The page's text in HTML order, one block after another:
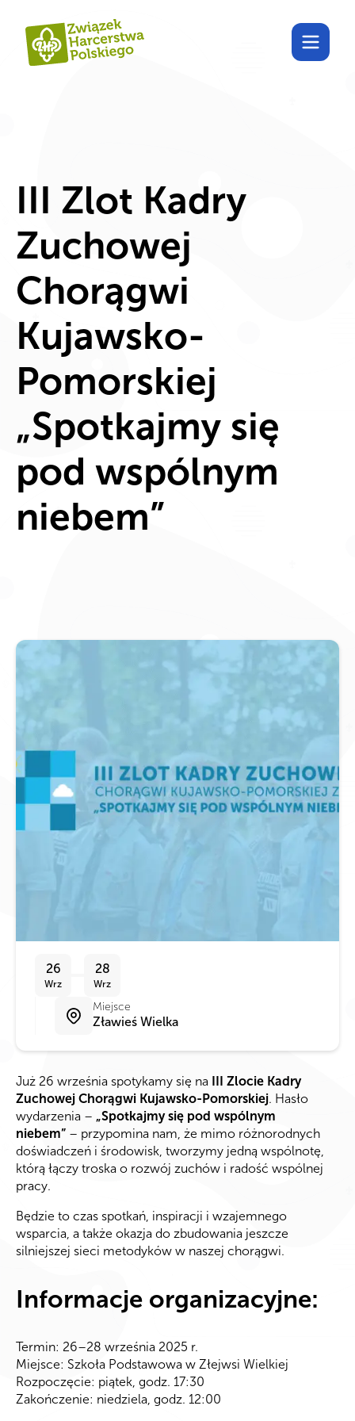
Poznaj Harcdom!
III Zlot Kadry
Zuchowej
Chorągwi
Kujawsko-
Pomorskiej
„Spotkajmy się
pod wspólnym
niebem”
26
Wrz
28
Wrz
Miejsce
Zławieś Wielka
Już 26 września spotykamy się na III Zlocie Kadry
Zuchowej Chorągwi Kujawsko-Pomorskiej. Hasło
wydarzenia – „Spotkajmy się pod wspólnym
niebem” – przypomina nam, że mimo różnorodnych
doświadczeń i środowisk, tworzymy jedną wspólnotę,
którą łączy troska o rozwój zuchów i radość wspólnej
pracy.
Będzie to czas spotkań, inspiracji i wzajemnego
wsparcia, a także okazja do zbudowania jeszcze
silniejszej sieci metodyków w naszej chorągwi.
Informacje organizacyjne:
Termin: 26–28 września 2025 r.
Miejsce: Szkoła Podstawowa w Złejwsi Wielkiej
Rozpoczęcie: piątek, godz. 17:30
Zakończenie: niedziela, godz. 12:00